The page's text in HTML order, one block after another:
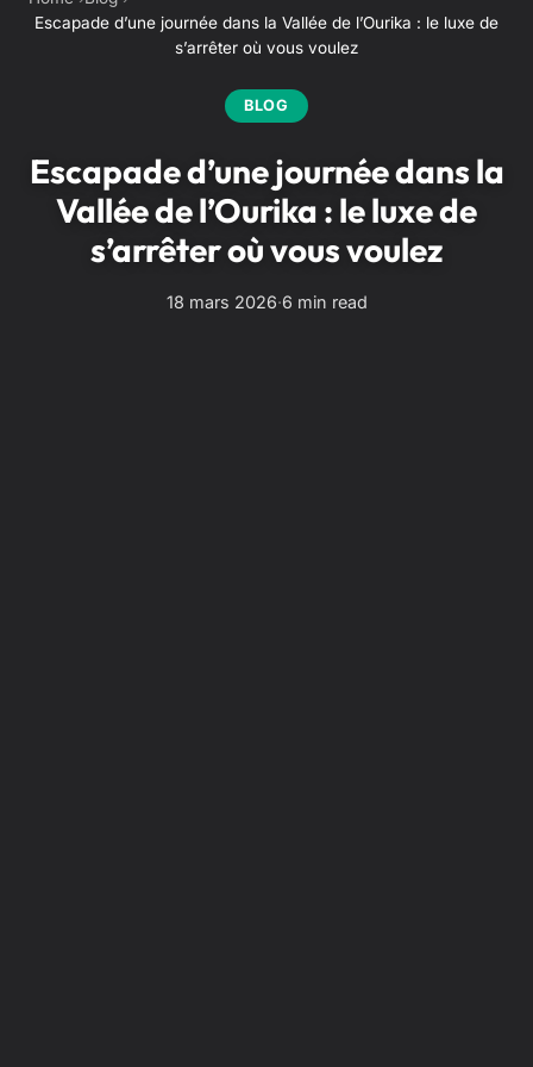
Escapade d’une journée dans la Vallée de l’Ourika : le luxe de
s’arrêter où vous voulez
BLOG
Escapade d’une journée dans la
Vallée de l’Ourika : le luxe de
s’arrêter où vous voulez
18 mars 2026·6 min read